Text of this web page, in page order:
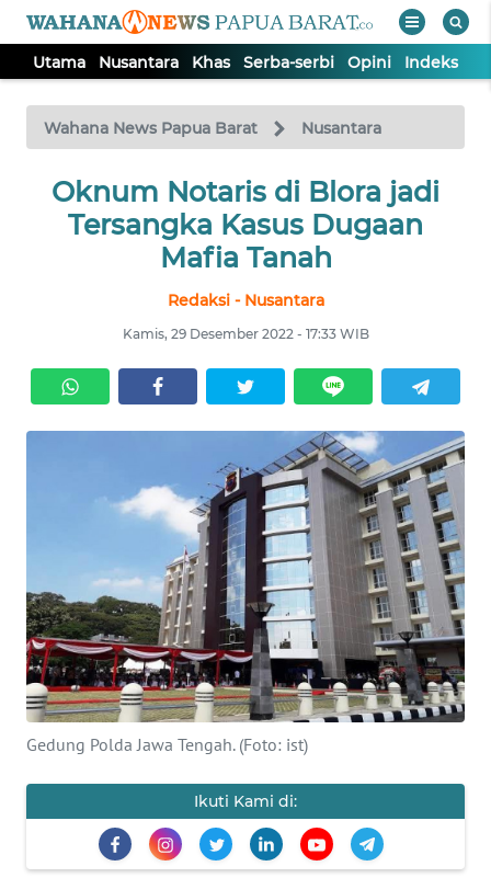
Utama Nusantara Khas Serba-serbi Opini Indeks
Wahana News Papua Barat Nusantara
Oknum Notaris di Blora jadi
Tersangka Kasus Dugaan
Mafia Tanah
Redaksi - Nusantara
Kamis, 29 Desember 2022 - 17:33 WIB
Gedung Polda Jawa Tengah. (Foto: ist)
Ikuti Kami di:
TV
Tutup
UTAMA
SERBA-
SERBI
BERITA
KONTAK
KAMI
INFO
IKLAN